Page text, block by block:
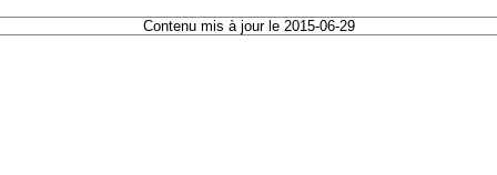
Contenu mis à jour le 2015-06-29